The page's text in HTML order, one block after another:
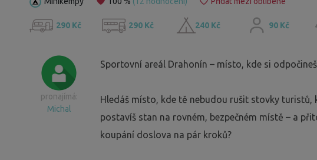
290 Kč 290 Kč 240 Kč 90 Kč
pronajímá:
Michal
Sportovní areál Drahonín – místo, kde si
Hledáš místo, kde tě nebudou rušit stovky turistů,
postavíš stan na rovném, bezpečném místě – a
koupání doslova na pár kroků?